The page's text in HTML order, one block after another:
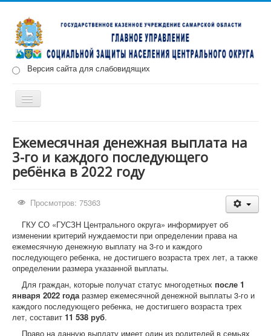
Версия сайта для слабовидящих
Включить/
Меры социальной поддержки
Противодействие коррупции
Ежемесячная денежная выплата на
3-го и каждого последующего
ребёнка в 2022 году
Просмотров: 75363
ГКУ СО «ГУСЗН Центрального округа» информирует об
изменении критерий нуждаемости при определении права на
ежемесячную денежную выплату на 3-го и каждого
последующего ребенка, не достигшего возраста трех лет, а также
определении размера указанной выплаты.
Для граждан, которые получат статус многодетных после 1
января 2022 годаразмер ежемесячной денежной выплаты 3-го и
каждого последующего ребенка, не достигшего возраста трех
лет, составит 11 538 руб.
Право на данную выплату имеет один из родителей в семьях